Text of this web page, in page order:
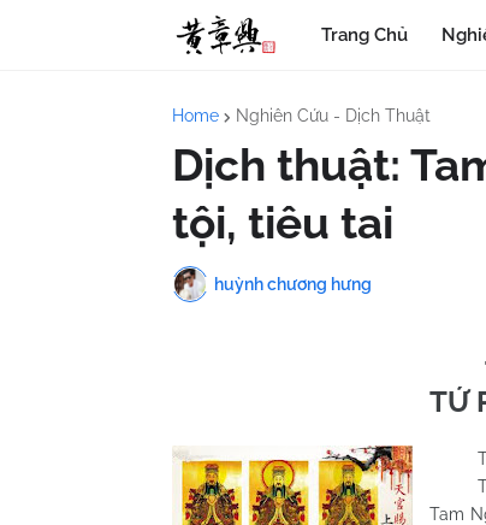
Trang Chủ
Home Nghiên Cứu - Dịch Thuật
Dịch thuật:
tội, tiêu tai
huỳnh chương hưng
TỨ
Tam